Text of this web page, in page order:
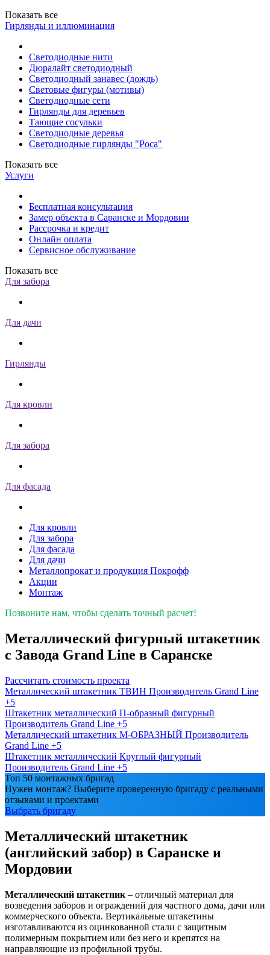
Показать все
Гирлянды и иллюминация
Светодиодные нити
Дюралайт светодиодный
Светодиодный занавес (дождь)
Световые фигуры (мотивы)
Светодиодные сети
Гирлянды для деревьев
Тающие сосульки
Светодиодные деревья
Светодиодные гирлянды "Роса"
Показать все
Услуги
Бесплатная консультация
Замер объекта в Саранске и Мордовии
Рассрочка и кредит
Онлайн оплата
Сервисное обслуживание
Показать все
Для забора
Для дачи
Гирлянды
Для кровли
Для забора
Для фасада
Для кровли
Для забора
Для фасада
Для дачи
Металлопрокат и продукция Покрофф
Акции
Монтаж
Позвоните нам, чтобы сделать точный расчет!
Металлический фигурный штакетник
с Завода Grand Line в Саранске
Рассчитать стоимость проекта
Металлический штакетник ТВИН Производитель Grand Line
+5
Штакетник металлический П-образный фигурный
Производитель Grand Line +5
Металлический штакетник М-ОБРАЗНЫЙ Производитель
Grand Line +5
Штакетник металлический Круглый фигурный
Производитель Grand Line +5
Топ 50 монтажных бригад
Нужен монтаж? Выберите проверенную бригаду с реальными
отзывами и проектами
Выбрать бригаду
Металлический штакетник
(английский забор) в Саранске и
Мордовии
Металлический штакетник – отличный материал для
возведения заборов и ограждений для частного дома, дачи или
коммерческого объекта. Вертикальные штакетины
изготавливаются из оцинкованной стали с защитным
полимерным покрытием или без него и крепятся на
направляющие из профильной трубы.